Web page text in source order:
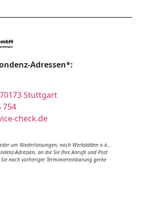
Adressen*:
Stuttgart
754
check.de
um Niederlassungen, noch Werkstätten o.ä.,
Adressen, an die Sie Ihre Anrufe und Post
nach vorheriger Terminvereinbarung gerne